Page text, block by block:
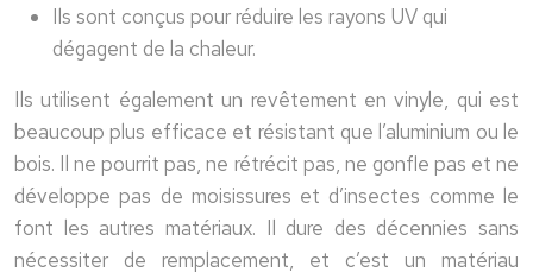
Ils sont conçus pour réduire les rayons UV qui
dégagent de la chaleur.
Ils utilisent également un revêtement en vinyle, qui est
beaucoup plus efficace et résistant que l’aluminium ou le
bois. Il ne pourrit pas, ne rétrécit pas, ne gonfle pas et ne
développe pas de moisissures et d’insectes comme le
font les autres matériaux. Il dure des décennies sans
nécessiter de remplacement, et c’est un matériau